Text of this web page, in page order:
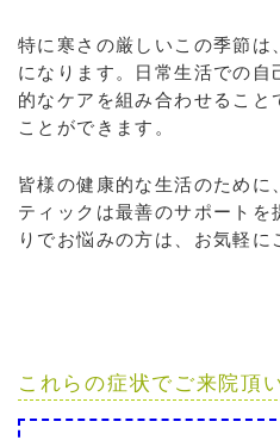
特に寒さの厳しいこの季節は
になります。日常生活での自
的なケアを組み合わせること
ことができます。
皆様の健康的な生活のために
ティックは最善のサポートを
りでお悩みの方は、お気軽に
これらの症状でご来院頂